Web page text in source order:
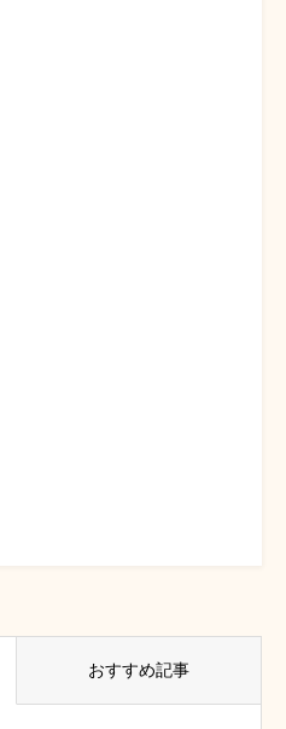
おすすめ記事